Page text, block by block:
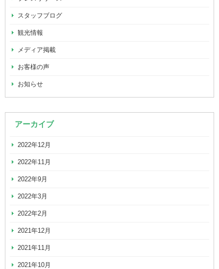
スタッフブログ
観光情報
メディア掲載
お客様の声
お知らせ
アーカイブ
2022年12月
2022年11月
2022年9月
2022年3月
2022年2月
2021年12月
2021年11月
2021年10月